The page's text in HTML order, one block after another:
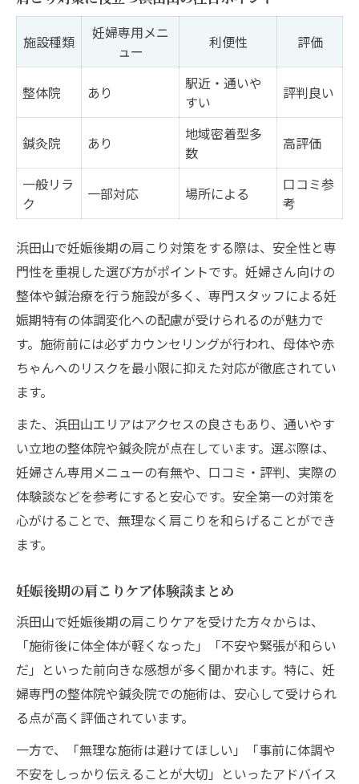
施設種類
妊婦専用メニ
ュー
利便性 評価
整体院 あり
駅近・通いや
すい
評判良い
鍼灸院 あり
地域密着型多
数
高評価
一般リラ
ク
一部対応 場所による
口コミ参
考
浜田山で妊娠後期の肩こり対策をする際は、安全性と専
門性を重視した選び方がポイントです。妊婦さん向けの
整体や鍼治療を行う施設が多く、専門スタッフによる妊
娠期特有の体調変化への配慮が受けられるのが魅力で
す。施術前には必ずカウンセリングが行われ、母体や赤
ちゃんへのリスクを最小限に抑えた対応が徹底されてい
ます。
また、浜田山エリアはアクセスの良さもあり、通いやす
い立地の整体院や鍼灸院が点在しています。選ぶ際は、
妊婦さん専用メニューの有無や、口コミ・評判、実際の
体験談などを参考にすると安心です。安全第一の対策を
心がけることで、無理なく肩こりを和らげることができ
ます。
妊娠後期の肩こりケア体験談まとめ
浜田山で妊娠後期の肩こりケアを受けた方々からは、
「施術後に体全体が軽くなった」「不安や緊張が和らい
だ」といった前向きな感想が多く聞かれます。特に、妊
婦専門の整体院や鍼灸院での施術は、安心して受けられ
る点が高く評価されています。
一方で、「無理な施術は避けてほしい」「事前に体調や
不安をしっかり伝えることが大切」といったアドバイス